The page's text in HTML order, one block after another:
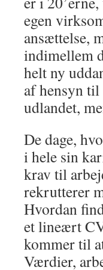
egen
ansættelse,
indimellem
helt ny
af hensyn
udlandet,
De dage,
i hele sin
krav til
rekrutterer
Hvordan
et lineært
kommer til
Værdier,